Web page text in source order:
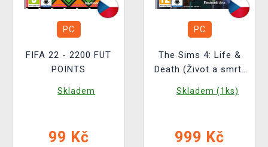
PC
FIFA 22 - 2200 FUT
POINTS
Skladem
99 Kč
PC
The Sims 4: Life &
Death (Život a smrt)
Skladem (1ks)
999 Kč